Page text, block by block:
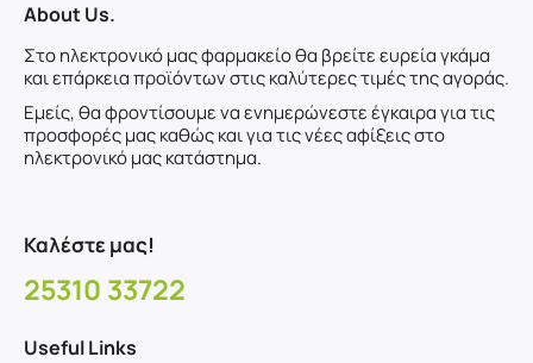
About Us.
Στο ηλεκτρονικό μας φαρμακείο θα βρείτε ευρεία γκάμα
και επάρκεια προϊόντων στις καλύτερες τιμές της αγοράς.
Εμείς, θα φροντίσουμε να ενημερώνεστε έγκαιρα για τις
προσφορές μας καθώς και για τις νέες αφίξεις στο
ηλεκτρονικό μας κατάστημα.
Καλέστε μας!
25310 33722
Useful Links